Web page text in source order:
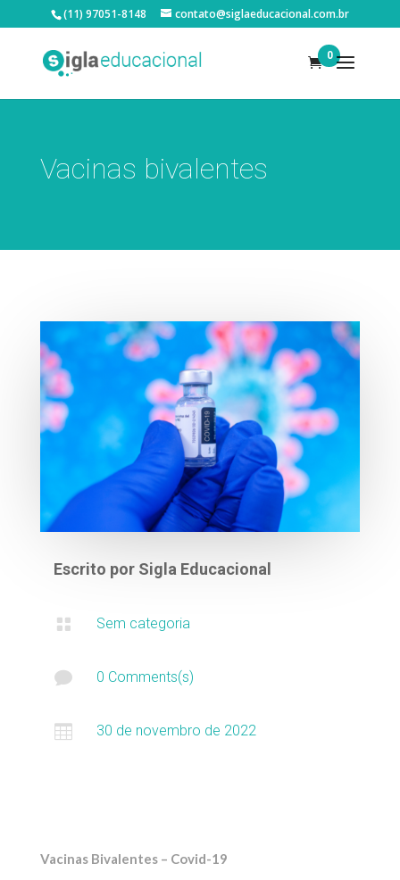
(11) 97051-8148 contato@siglaeducacional.com.br
0
Vacinas bivalentes
Escrito por Sigla Educacional
 Sem categoria
 0 Comments(s)
 30 de novembro de 2022
Vacinas Bivalentes – Covid-19